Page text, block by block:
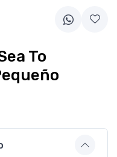
To